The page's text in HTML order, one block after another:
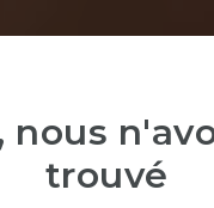
nous
trouvé